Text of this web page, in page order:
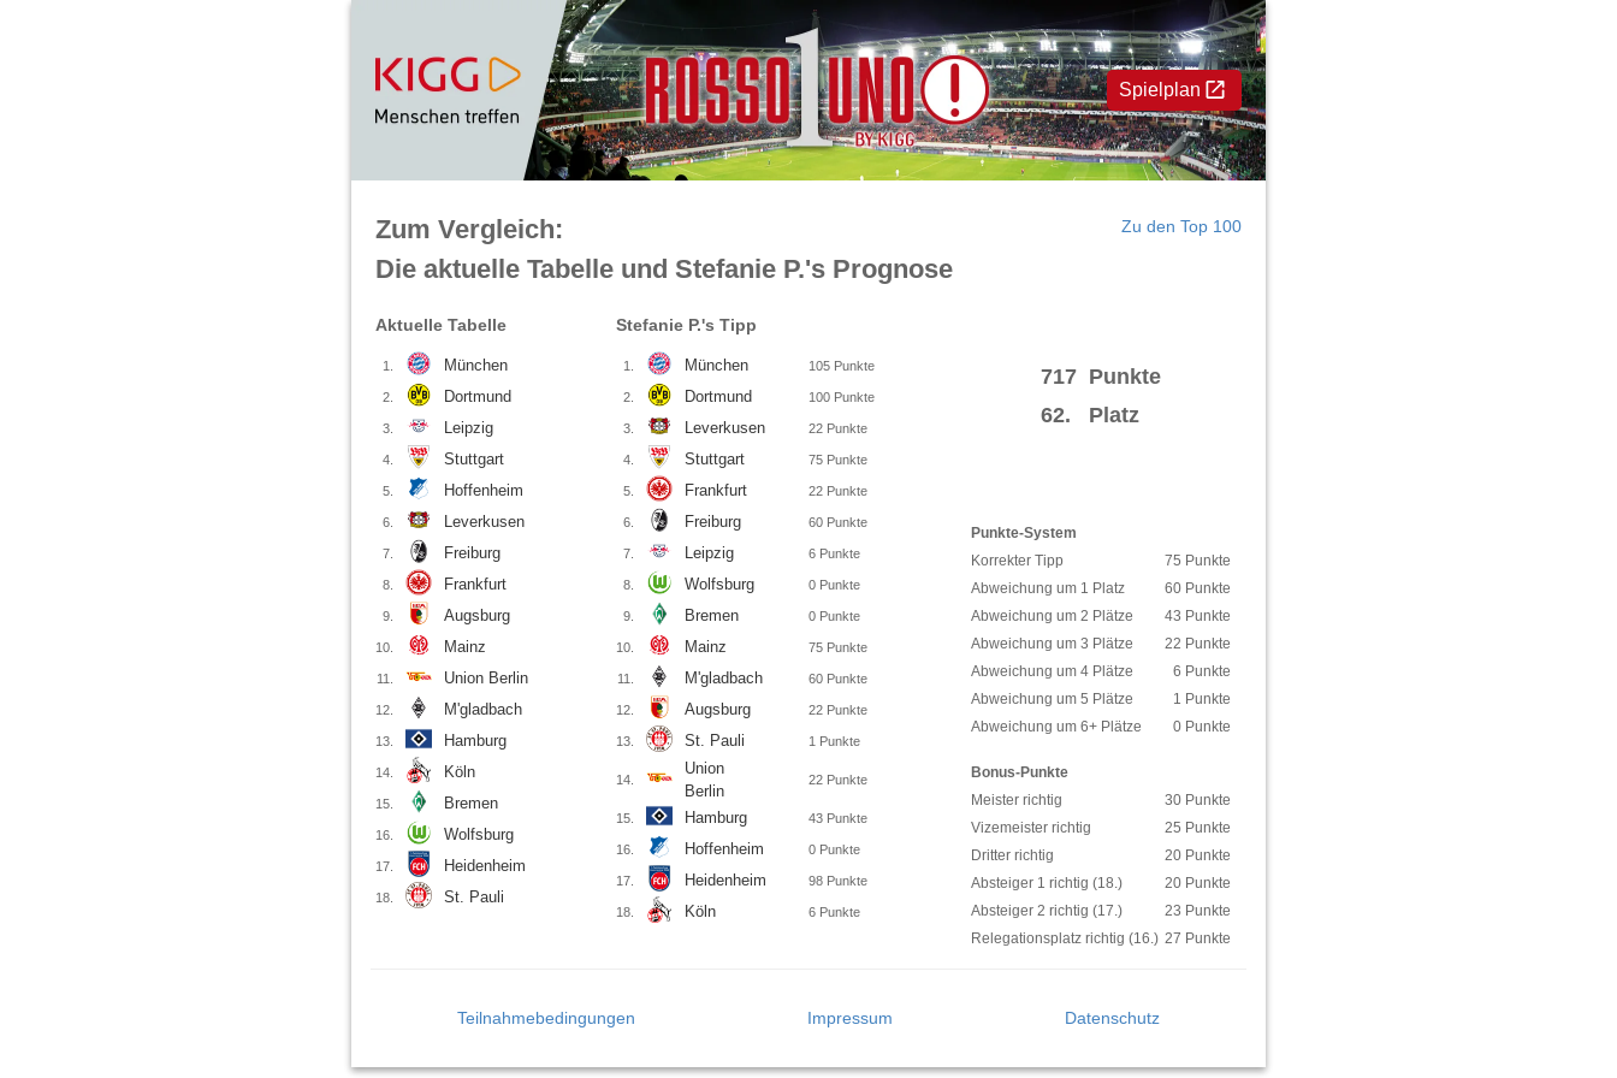
Spielplan
Zum Vergleich:
Die aktuelle Tabelle und Stefanie P.'s Prognose
Zu den Top 100
Aktuelle Tabelle
1. München
2. Dortmund
3. Leipzig
4. Stuttgart
5. Hoffenheim
6. Leverkusen
7. Freiburg
8. Frankfurt
9. Augsburg
10. Mainz
11. Union Berlin
12. M'gladbach
13. Hamburg
14. Köln
15. Bremen
16. Wolfsburg
17. Heidenheim
18. St. Pauli
Stefanie P.'s Tipp
1. München 105 Punkte
2. Dortmund 100 Punkte
3. Leverkusen 22 Punkte
4. Stuttgart 75 Punkte
5. Frankfurt 22 Punkte
6. Freiburg 60 Punkte
7. Leipzig 6 Punkte
8. Wolfsburg 0 Punkte
9. Bremen 0 Punkte
10. Mainz 75 Punkte
11. M'gladbach 60 Punkte
12. Augsburg 22 Punkte
13. St. Pauli 1 Punkte
14.
Union
Berlin
22 Punkte
15. Hamburg 43 Punkte
16. Hoffenheim 0 Punkte
17. Heidenheim 98 Punkte
18. Köln 6 Punkte
717 Punkte
62.
Platz
Punkte-System
Korrekter Tipp
75 Punkte
Abweichung um 1 Platz
60 Punkte
Abweichung um 2 Plätze
43 Punkte
Abweichung um 3 Plätze
22 Punkte
Abweichung um 4 Plätze
6 Punkte
Abweichung um 5 Plätze
1 Punkte
Abweichung um 6+ Plätze
0 Punkte
Bonus-Punkte
Meister richtig
30 Punkte
Vizemeister richtig
25 Punkte
Dritter richtig
20 Punkte
Absteiger 1 richtig (18.)
20 Punkte
Absteiger 2 richtig (17.)
23 Punkte
Relegationsplatz richtig (16.) 27 Punkte
Teilnahmebedingungen Impressum Datenschutz